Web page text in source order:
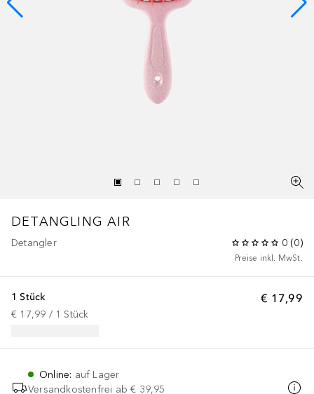
DETANGLING AIR
Detangler 0 (0)
Preise inkl. MwSt.
€ 17,99
1 Stück
€ 17,99 / 1 Stück
Online: auf Lager
Versandkostenfrei ab € 39,95